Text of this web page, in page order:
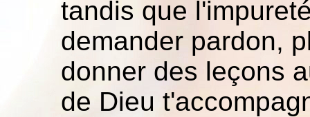
tandis que
demander pardon,
donner des leçons
de Dieu